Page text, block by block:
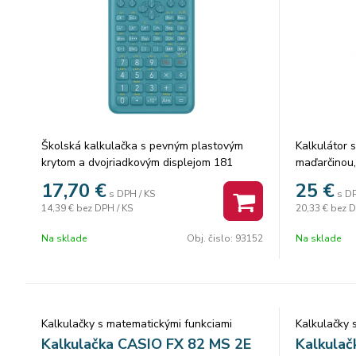
Školská kalkulačka s pevným plastovým
krytom a dvojriadkovým displejom 181
integrovaných matematických funkcií.
Výpočet zlomkov, permutácie a kombinácie,
hyperbolické funkcie, frakčné výpočty,
Náhodné číslo Nezávislá pamäť Štatistické
POČET MIEST DISPLEJA: 10 Napájanie:
batériové PÚZDRO: PEVNÉ PLASTOVÉ
17,70 € s DPH / KS
14,39 € bez DPH / KS
Na sklade Obj. čislo: 93152
Kalkulátor
ClassWiz
rozlíšením
QR-Code.
Prirodzené
379 funkcií
25 € s
20,33 € bez
Na sklade
Kalkulačky s matematickými funkciami
Kalkulačka CASIO FX 82 MS 2E
Kalkulačky